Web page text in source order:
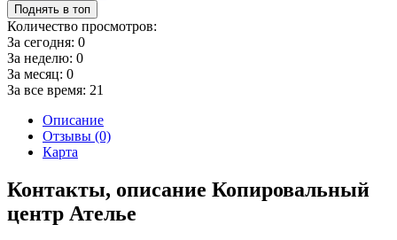
Поднять в топ
Количество просмотров:
За сегодня: 0
За неделю: 0
За месяц: 0
За все время: 21
Описание
Отзывы (0)
Карта
Контакты, описание Копировальный
центр Ателье